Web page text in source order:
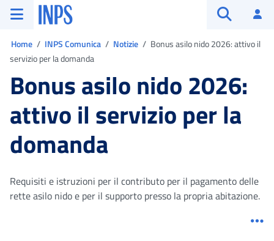
Vai al menu principale
Vai al contenuto principale
Vai al pie' di pagina
INPS ()
Home INPS Comunica Notizie
Bonus asilo nido 2026: attivo il
servizio per la domanda
Bonus asilo nido 2026:
attivo il servizio per la
domanda
Requisiti e istruzioni per il contributo per il pagamento delle
rette asilo nido e per il supporto presso la propria abitazione.